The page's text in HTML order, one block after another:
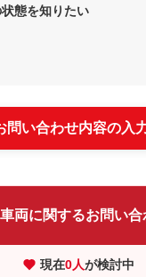
態を知りたい
問い合わせ内容の入
両に関するお問い合
現在0人が検討中